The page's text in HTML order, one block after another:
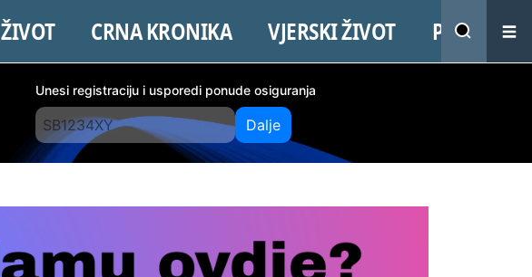
ŽIVOT CRNA KRONIKA VJERSKI ŽIVOT PROMO
Unesi registraciju i usporedi ponude osiguranja
Dalje